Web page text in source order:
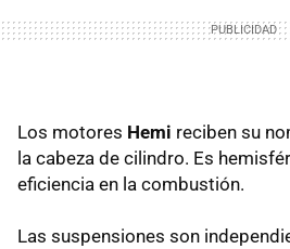
Los motores Hemi reciben su
la cabeza de cilindro. Es
eficiencia en la combustión.
Las suspensiones son